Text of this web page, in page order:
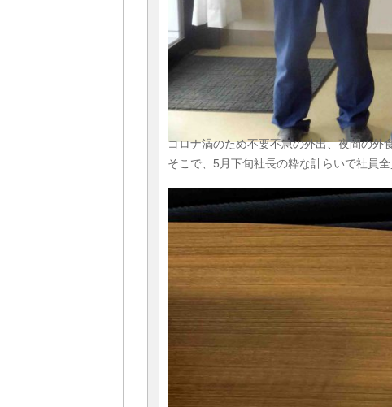
コロナ渦のため不要不急の外出、夜間の外
そこで、5月下旬社長の粋な計らいで社員